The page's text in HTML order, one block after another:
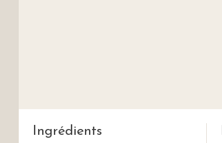
Ingrédients